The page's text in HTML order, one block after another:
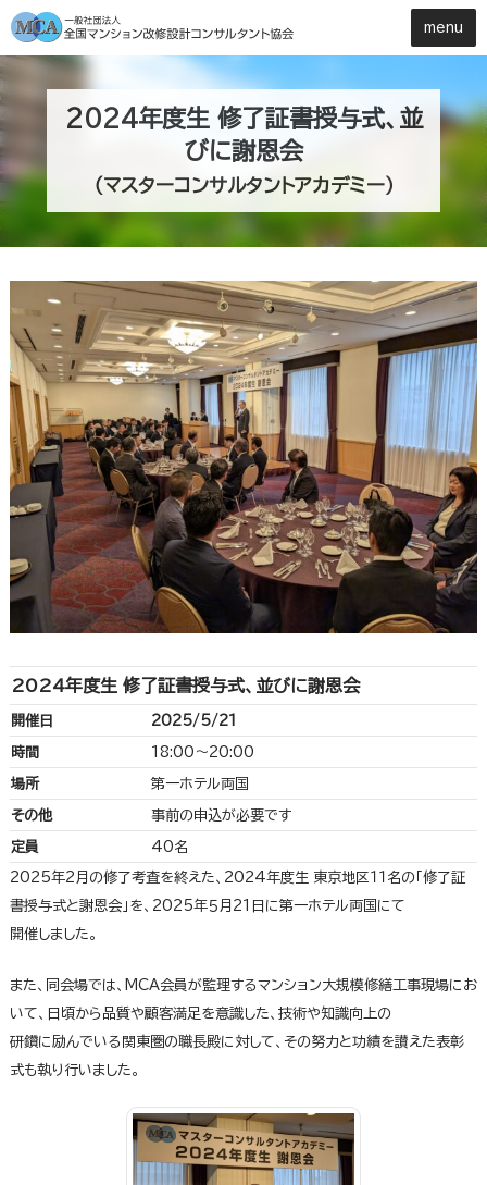
2024年度生 修了証書授与式、並
びに謝恩会
（マスターコンサルタントアカデミー）
2024年度生 修了証書授与式、並びに謝恩会
開催日 2025/5/21
時間 18:00～20:00
場所 第一ホテル両国
その他 事前の申込が必要です
定員
40名
2025年2月の修了考査を終えた、2024年度生 東京地区１１名の「修了証
書授与式と謝恩会」を、2025年５月21日に第一ホテル両国にて
開催しました。
また、同会場では、MCA会員が監理するマンション大規模修繕工事現場にお
いて、日頃から品質や顧客満足を意識した、技術や知識向上の
研鑽に励んでいる関東圏の職長殿に対して、その努力と功績を讃えた表彰
式も執り行いました。